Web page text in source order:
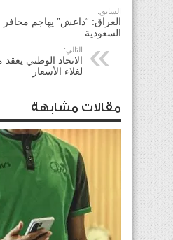
السابق:
العراق: “داعش” يهاجم مخافر
السعودية
التالي:
الاتحاد الوطني
لغلاء الأسعار
مقالات مشابهة